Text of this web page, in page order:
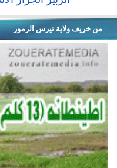
من خريف ولاية تيرس الزمور